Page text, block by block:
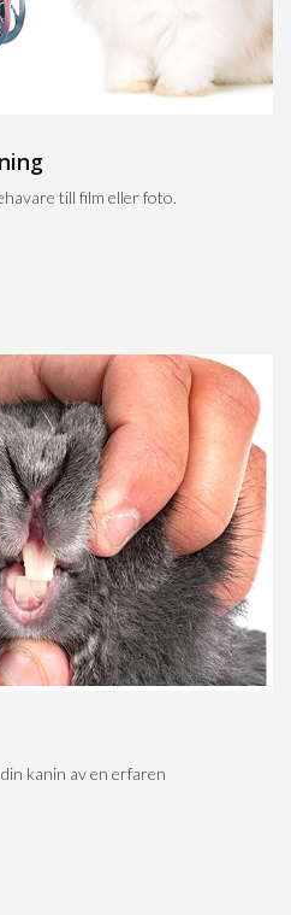
till film eller foto.
kanin av en erfaren